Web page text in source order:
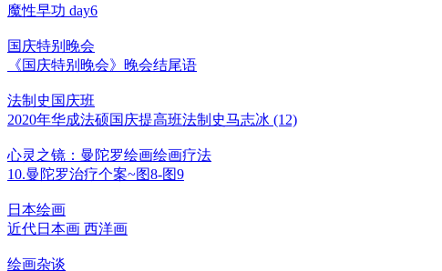
魔性早功 day6
国庆特别晚会
《国庆特别晚会》晚会结尾语
法制史国庆班
2020年华成法硕国庆提高班法制史马志冰 (12)
心灵之镜：曼陀罗绘画绘画疗法
10.曼陀罗治疗个案~图8-图9
日本绘画
近代日本画 西洋画
绘画杂谈